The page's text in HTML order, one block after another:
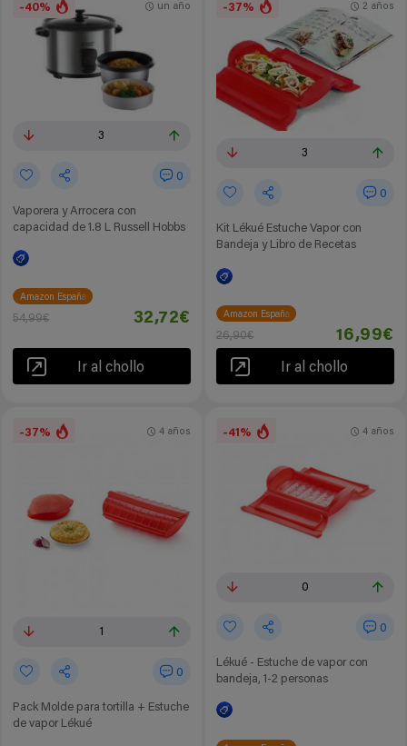
-40%
3
0
Vaporera y Arrocera con
capacidad de 1.8 L Russell Hobbs
un año
Amazon España
54,99€ 32,72€
Ir al chollo
-37%
3
0
Kit Lékué Estuche Vapor con
Bandeja y Libro de Recetas
2 años
Amazon España
26,90€ 16,99€
Ir al chollo
-37%
1
0
Pack Molde para tortilla + Estuche
de vapor Lékué
4 años -41%
0
0
Lékué - Estuche de vapor con
bandeja, 1-2 personas
4 años